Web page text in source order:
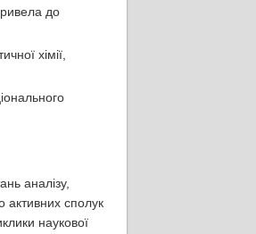
до
хімії,
аналізу,
активних сполук
наукової